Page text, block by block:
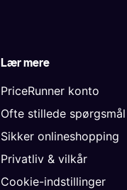
Lær mere
PriceRunner konto
Ofte stillede spørgsmål
Sikker onlineshopping
Privatliv & vilkår
Cookie-indstillinger